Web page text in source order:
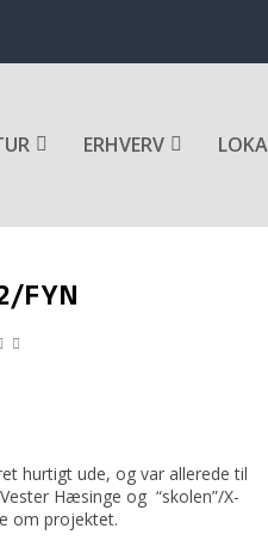
ERHVERV
FYN
hurtigt ude, og var allerede til
Hæsinge og “skolen”/X-
om projektet.